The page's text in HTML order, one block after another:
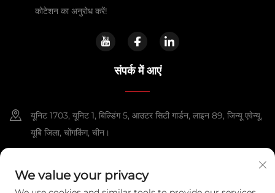
कोटेशन का अनुरोध करें!
संपर्क में आएं
यूनिट 1703, यूनिट 1, बिल्डिंग 5, आउटर सिटी गार्डन, लाइन 89, जिन्यू एवेन्यू,
यूबेि जिला, चोंगकिंग, चीन।
[email protected]
We value your privacy